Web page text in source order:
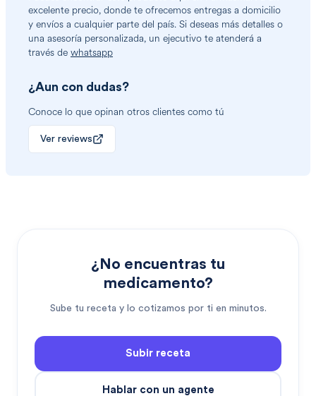
excelente precio, donde te ofrecemos entregas a domicilio
y envíos a cualquier parte del país. Si deseas más detalles o
una asesoría personalizada, un ejecutivo te atenderá a
través de whatsapp
¿Aun con dudas?
Conoce lo que opinan otros clientes como tú
Ver reviews
¿No encuentras tu
medicamento?
Sube tu receta y lo cotizamos por ti en minutos.
Subir receta
Hablar con un agente